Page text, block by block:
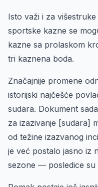
Isto važi i za
sportske kazne se
kazne sa prolaskom
tri kaznena boda.
Značajnije promene
istorijski najčešće
sudara. Dokument
za izazivanje [sudara]
od težine izazvanog
je već postalo jasno iz
sezone — posledice su